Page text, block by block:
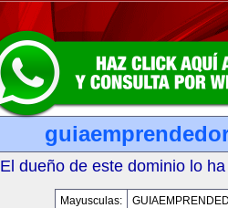
El dueño de este dominio lo
Mayusculas: